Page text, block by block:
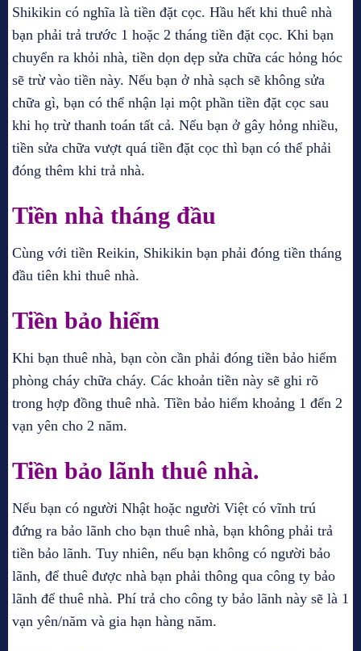
Shikikin có nghĩa là tiền đặt cọc. Hầu hết khi thuê nhà
bạn phải trả trước 1 hoặc 2 tháng tiền đặt cọc. Khi bạn
chuyển ra khỏi nhà, tiền dọn dẹp sửa chữa các hỏng hóc
sẽ trừ vào tiền này. Nếu bạn ở nhà sạch sẽ không sửa
chữa gì, bạn có thể nhận lại một phần tiền đặt cọc sau
khi họ trừ thanh toán tất cả. Nếu bạn ở gây hỏng nhiều,
tiền sửa chữa vượt quá tiền đặt cọc thì bạn có thể phải
đóng thêm khi trả nhà.
Tiền nhà tháng đầu
Cùng với tiền Reikin, Shikikin bạn phải đóng tiền tháng
đầu tiên khi thuê nhà.
Tiền bảo hiểm
Khi bạn thuê nhà, bạn còn cần phải đóng tiền bảo hiểm
phòng cháy chữa cháy. Các khoản tiền này sẽ ghi rõ
trong hợp đồng thuê nhà. Tiền bảo hiểm khoảng 1 đến 2
vạn yên cho 2 năm.
Tiền bảo lãnh thuê nhà.
Nếu bạn có người Nhật hoặc người Việt có vĩnh trú
đứng ra bảo lãnh cho bạn thuê nhà, bạn không phải trả
tiền bảo lãnh. Tuy nhiên, nếu bạn không có người bảo
lãnh, để thuê được nhà bạn phải thông qua công ty bảo
lãnh để thuê nhà. Phí trả cho công ty bảo lãnh này sẽ là 1
vạn yên/năm và gia hạn hàng năm.